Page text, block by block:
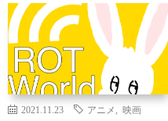
2021.11.23 アニメ 映画